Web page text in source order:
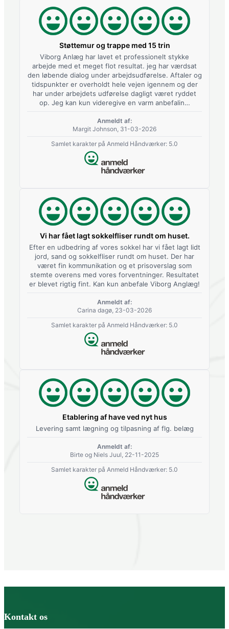
Støttemur og trappe med 15 trin
Viborg Anlæg har lavet et professionelt stykke
arbejde med et meget flot resultat. jeg har værdsat
den løbende dialog under arbejdsudførelse. Aftaler og
tidspunkter er overholdt hele vejen igennem og der
har under arbejdets udførelse dagligt været ryddet
op. Jeg kan kun videregive en varm anbefalin…
Anmeldt af:
Margit Johnson, 31-03-2026
Samlet karakter på Anmeld Håndværker: 5.0
Vi har fået lagt sokkelfliser rundt om huset.
Efter en udbedring af vores sokkel har vi fået lagt lidt
jord, sand og sokkelfliser rundt om huset. Der har
været fin kommunikation og et prisoverslag som
stemte overens med vores forventninger. Resultatet
er blevet rigtig fint. Kan kun anbefale Viborg Anglæg!
Anmeldt af:
Carina dagø, 23-03-2026
Samlet karakter på Anmeld Håndværker: 5.0
Etablering af have ved nyt hus
Levering samt lægning og tilpasning af flg. belæg
Anmeldt af:
Birte og Niels Juul, 22-11-2025
Samlet karakter på Anmeld Håndværker: 5.0
Kontakt os